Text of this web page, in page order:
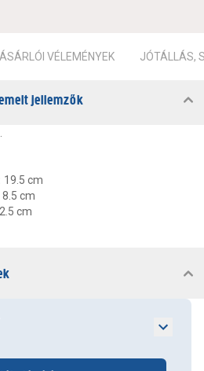
VÉLEMÉNYEK JÓTÁLLÁS,
jellemzők
19.5 cm
8.5 cm
2.5 cm